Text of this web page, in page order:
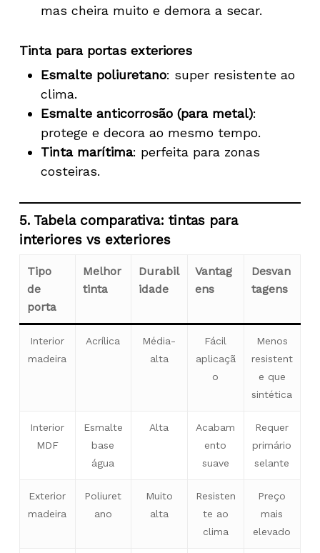
mas cheira muito e demora a secar.
Tinta para portas exteriores
Esmalte poliuretano: super resistente ao
clima.
Esmalte anticorrosão (para metal):
protege e decora ao mesmo tempo.
Tinta marítima: perfeita para zonas
costeiras.
5. Tabela comparativa: tintas para
interiores vs exteriores
Tipo
de
porta
Melhor
tinta
Durabil
idade
Vantag
ens
Desvan
tagens
Interior
madeira
Acrílica
Média-
alta
Fácil
aplicaçã
o
Menos
resistent
e que
sintética
Interior
MDF
Esmalte
base
água
Alta
Acabam
ento
suave
Requer
primário
selante
Exterior
madeira
Poliuret
ano
Muito
alta
Resisten
te ao
clima
Preço
mais
elevado